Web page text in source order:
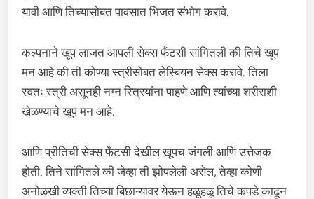
यावी आणि तिच्यासोबत पावसात भिजत संभोग करावे.
कल्पनाने खूप लाजत आपली सेक्स फँटसी सांगितली की तिचे खूप
मन आहे की ती कोण्या स्त्रीसोबत लेस्बियन सेक्स करावे. तिला
स्वतः स्त्री असूनही नग्न स्त्रियांना पाहणे आणि त्यांच्या शरीराशी
खेळण्याचे खूप मन आहे.
आणि प्रीतिची सेक्स फँटसी देखील खूपच जंगली आणि उत्तेजक
होती. तिने सांगितले की जेव्हा ती झोपलेली असेल, तेव्हा कोणी
अनोळखी व्यक्ती तिच्या बिछान्यावर येऊन हळूहळू तिचे कपडे काढून